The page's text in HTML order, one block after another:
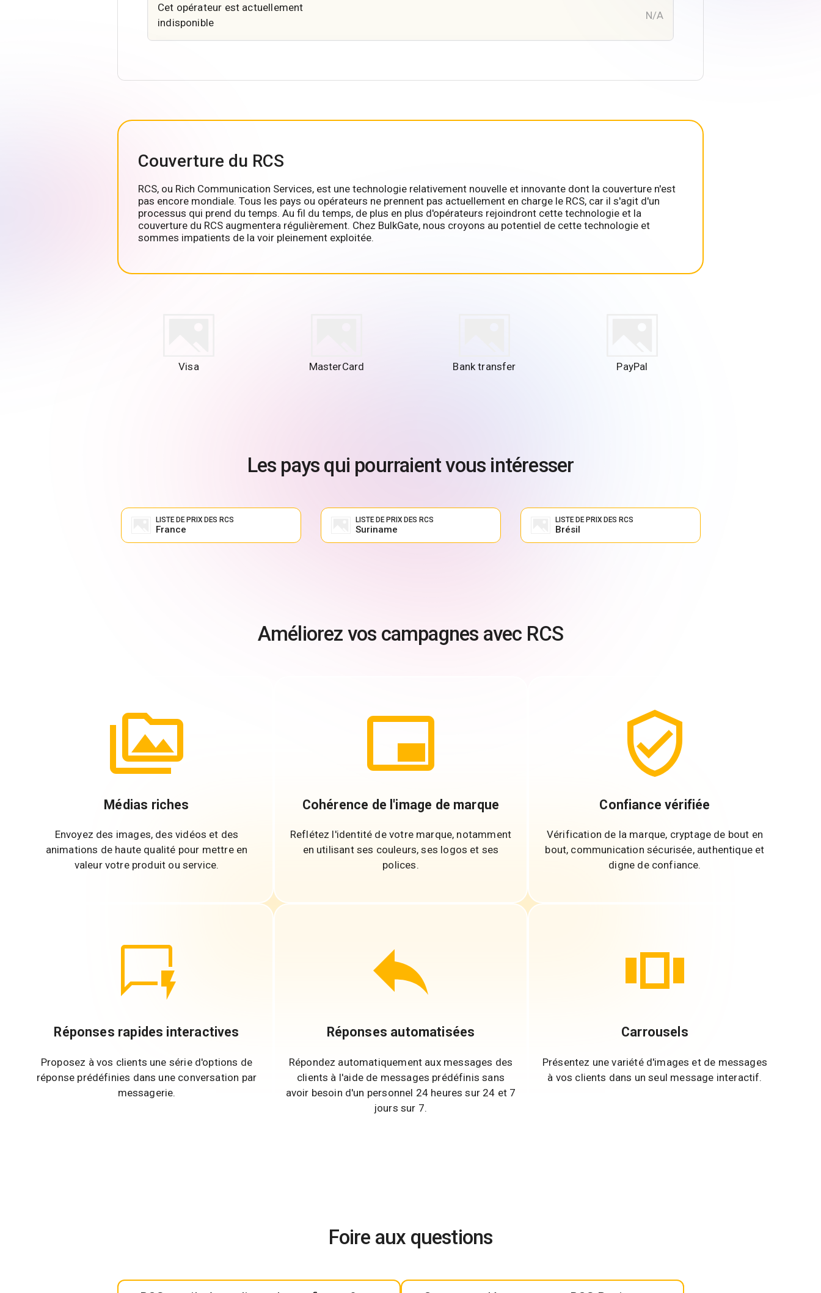
Cet opérateur est actuellement
indisponible
N/A
Couverture du RCS
RCS, ou Rich Communication Services, est une technologie relativement nouvelle et innovante dont la couverture n'est
pas encore mondiale. Tous les pays ou opérateurs ne prennent pas actuellement en charge le RCS, car il s'agit d'un
processus qui prend du temps. Au fil du temps, de plus en plus d'opérateurs rejoindront cette technologie et la
couverture du RCS augmentera régulièrement. Chez BulkGate, nous croyons au potentiel de cette technologie et
sommes impatients de la voir pleinement exploitée.
Visa MasterCard Bank transfer PayPal
Les pays qui pourraient vous intéresser
LISTE DE PRIX DES RCS
France
LISTE DE PRIX DES RCS
Suriname
LISTE DE PRIX DES RCS
Brésil
Améliorez vos campagnes avec RCS
Médias riches
Envoyez des images, des vidéos et des
animations de haute qualité pour mettre en
valeur votre produit ou service.
Cohérence de l'image de marque
Reflétez l'identité de votre marque, notamment
en utilisant ses couleurs, ses logos et ses
polices.
Confiance vérifiée
Vérification de la marque, cryptage de bout en
bout, communication sécurisée, authentique et
digne de confiance.
Réponses rapides interactives
Proposez à vos clients une série d'options de
réponse prédéfinies dans une conversation par
messagerie.
Réponses automatisées
Répondez automatiquement aux messages des
clients à l'aide de messages prédéfinis sans
avoir besoin d'un personnel 24 heures sur 24 et 7
jours sur 7.
Carrousels
Présentez une variété d'images et de messages
à vos clients dans un seul message interactif.
Foire aux questions